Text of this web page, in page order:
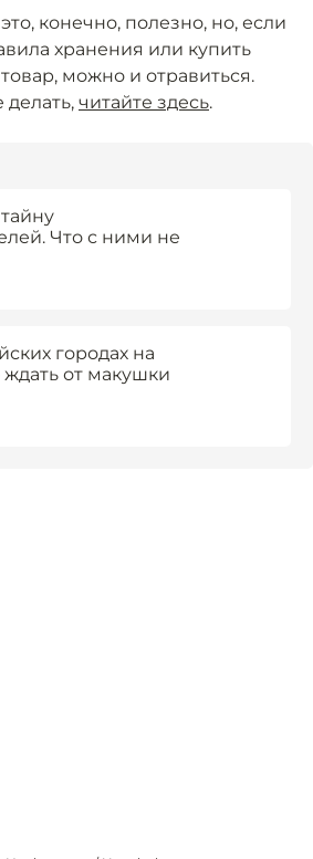
конечно, полезно, но, если
хранения или купить
можно и отравиться.
делать, читайте здесь.
Что с ними не
городах на
от макушки